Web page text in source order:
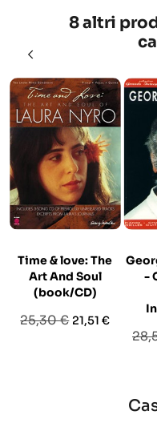
8 altri
Time & love: The
Art And Soul
(book/CD)
Prezzo
25,30 € Prezzo
21,51 €
-